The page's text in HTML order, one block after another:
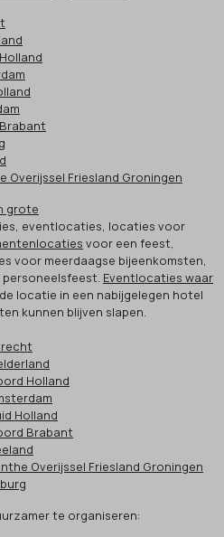
Overijssel Friesland Groningen
grote
eventlocaties, locaties voor
voor een feest,
voor meerdaagse bijeenkomsten,
Eventlocaties waar
locatie in een nabijgelegen hotel
kunnen blijven slapen.
Holland
Holland
Brabant
Overijssel Friesland Groningen
te organiseren: